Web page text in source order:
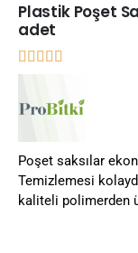
Plastik Poşet
adet
Poşet saksılar
Temizlemesi
kaliteli polimerden